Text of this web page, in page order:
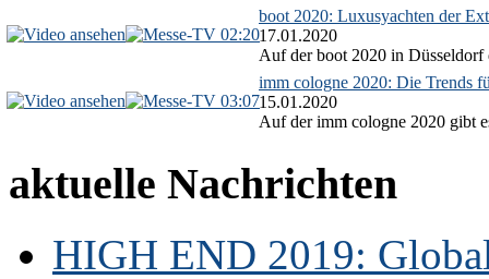
02:20
boot 2020: Luxusyachten der
17.01.2020
Auf der boot 2020 in Düsseldorf
03:07
imm cologne 2020: Die Trends
15.01.2020
Auf der imm cologne 2020 gibt
aktuelle Nachrichten
HIGH END 2019: